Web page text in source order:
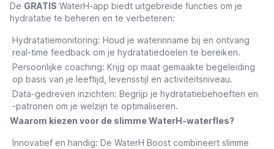
De GRATIS WaterH-app biedt uitgebreide functies om je
hydratatie te beheren en te verbeteren:
Hydratatiemonitoring: Houd je waterinname bij en ontvang
real-time feedback om je hydratatiedoelen te bereiken.
Persoonlijke coaching: Krijg op maat gemaakte begeleiding
op basis van je leeftijd, levensstijl en activiteitsniveau.
Data-gedreven inzichten: Begrijp je hydratatiebehoeften en
-patronen om je welzijn te optimaliseren.
Waarom kiezen voor de slimme WaterH-waterfles?
Innovatief en handig: De WaterH Boost combineert slimme